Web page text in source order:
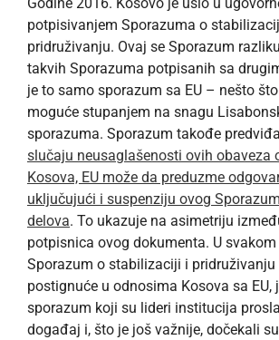
potpisivanjem Sporazuma o
pridruživanju. Ovaj se Sporazum
takvih Sporazuma potpisanih sa
je to samo sporazum sa EU – nešto
moguće stupanjem na snagu
sporazuma. Sporazum takođe
slučaju neusaglašenosti ovih obaveza
Kosova, EU može da preduzme
uključujući i suspenziju ovog
delova. To ukazuje na asimetriju
potpisnica ovog dokumenta. U
Sporazum o stabilizaciji i pridruživanju
postignuće u odnosima Kosova sa EU,
sporazum koji su lideri institucija
događaj i, što je još važnije, dočekali